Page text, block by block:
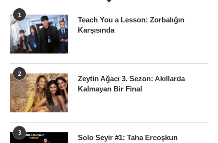
1
Teach You a Lesson: Zorbalığın
Karşısında
2
Zeytin Ağacı 3. Sezon: Akıllarda
Kalmayan Bir Final
3
Solo Seyir #1: Taha Ercoşkun